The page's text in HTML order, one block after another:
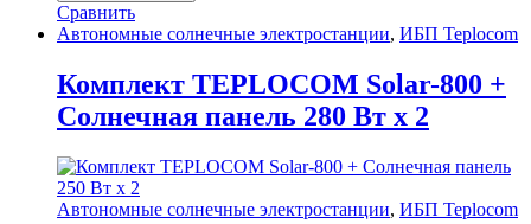
Сравнить
Автономные солнечные электростанции, ИБП Teplocom
Комплект TEPLOCOM Solar-800 +
Солнечная панель 280 Вт х 2
Автономные солнечные электростанции, ИБП Teplocom